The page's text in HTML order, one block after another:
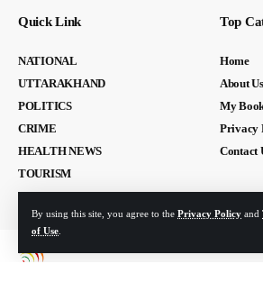
By using this site, you agree to the Privacy Policy and
of Use
Quick Link
NATIONAL
UTTARAKHAND
POLITICS
CRIME
HEALTH NEWS
TOURISM
Top
Home
About Us
My
Privacy
Contact